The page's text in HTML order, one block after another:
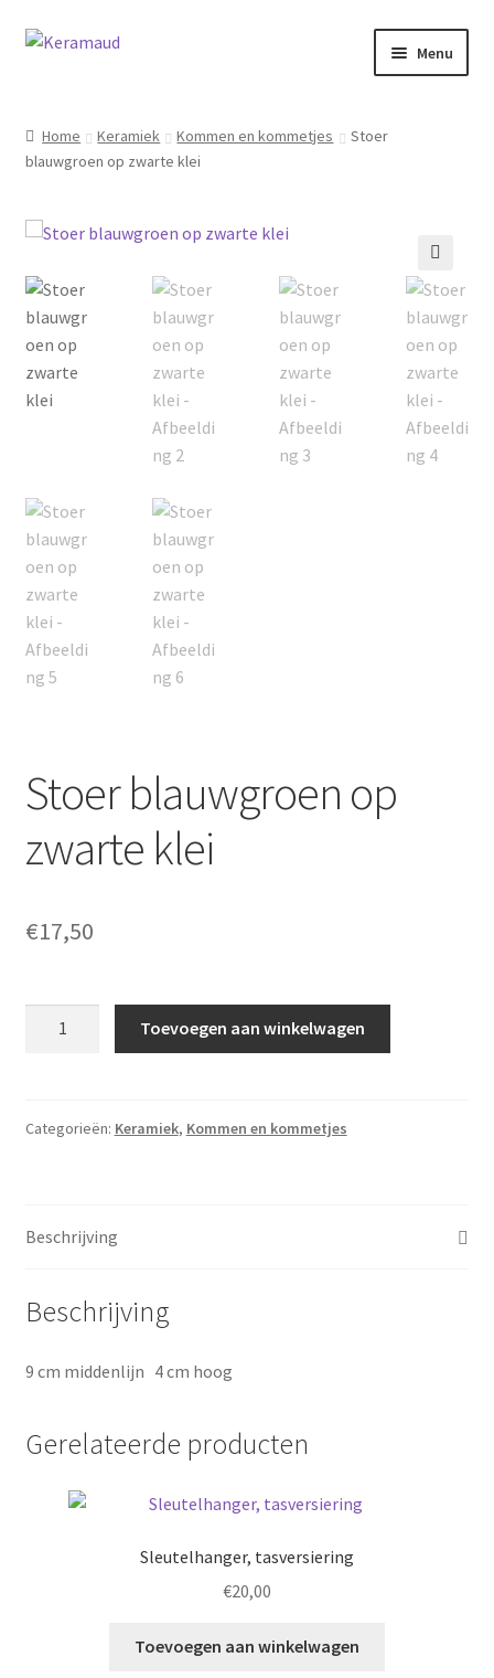
Ga
Ga
Menu
Over mij
Nieuws
Informatie
Contact
Inloggen
Home Keramiek Kommen en kommetjes
Stoer
blauwgroen op zwarte klei
🔍
Stoer blauwgroen op
zwarte klei
€17,50
klei
Toevoegen aan winkelwagen
Categorieën: Keramiek, Kommen en kommetjes
Beschrijving
Beschrijving
9 cm middenlijn 4 cm hoog
Gerelateerde producten
Sleutelhanger, tasversiering
€20,00
Toevoegen aan winkelwagen